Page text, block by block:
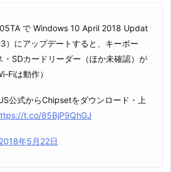
で Windows 10 April 2018 Updat
）にアップデートすると、キーボー
・SDカードリーダー（ほか未確認）が
Fiは動作）
公式からChipsetをダウンロード・上
t.co/85BjP9QhGJ
2018年5月22日